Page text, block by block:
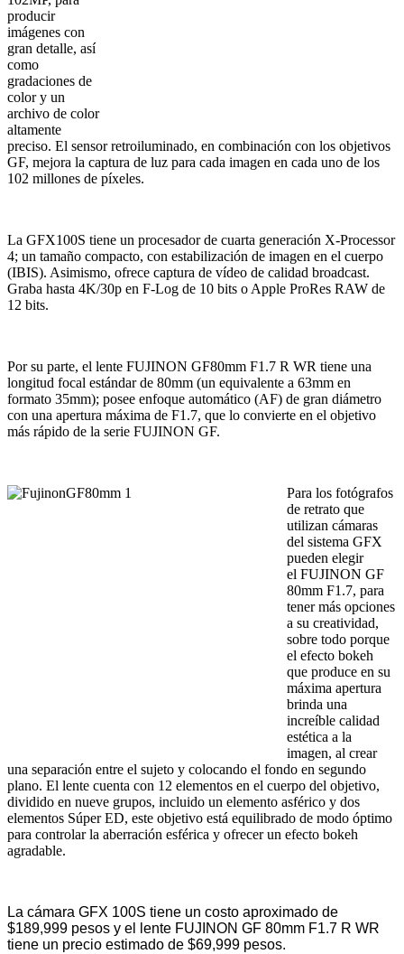
producir
imágenes con
gran detalle, así
como
gradaciones de
color y un
archivo de color
altamente
preciso. El sensor retroiluminado, en combinación con los objetivos
GF, mejora la captura de luz para cada imagen en cada uno de los
102 millones de píxeles.
La GFX100S tiene un procesador de cuarta generación X-Processor
4; un tamaño compacto, con estabilización de imagen en el cuerpo
(IBIS). Asimismo, ofrece captura de vídeo de calidad broadcast.
Graba hasta 4K/30p en F-Log de 10 bits o Apple ProRes RAW de
12 bits.
Por su parte, el lente FUJINON GF80mm F1.7 R WR tiene una
longitud focal estándar de 80mm (un equivalente a 63mm en
formato 35mm); posee enfoque automático (AF) de gran diámetro
con una apertura máxima de F1.7, que lo convierte en el objetivo
más rápido de la serie FUJINON GF.
Para los fotógrafos
de retrato que
utilizan cámaras
del sistema GFX
pueden elegir
el FUJINON GF
80mm F1.7, para
tener más opciones
a su creatividad,
sobre todo porque
el efecto bokeh
que produce en su
máxima apertura
brinda una
increíble calidad
estética a la
imagen, al crear
una separación entre el sujeto y colocando el fondo en segundo
plano. El lente cuenta con 12 elementos en el cuerpo del objetivo,
dividido en nueve grupos, incluido un elemento asférico y dos
elementos Súper ED, este objetivo está equilibrado de modo óptimo
para controlar la aberración esférica y ofrecer un efecto bokeh
agradable.
La cámara GFX 100S tiene un costo aproximado de
$189,999 pesos y el lente FUJINON GF 80mm F1.7 R WR
tiene un precio estimado de $69,999 pesos.